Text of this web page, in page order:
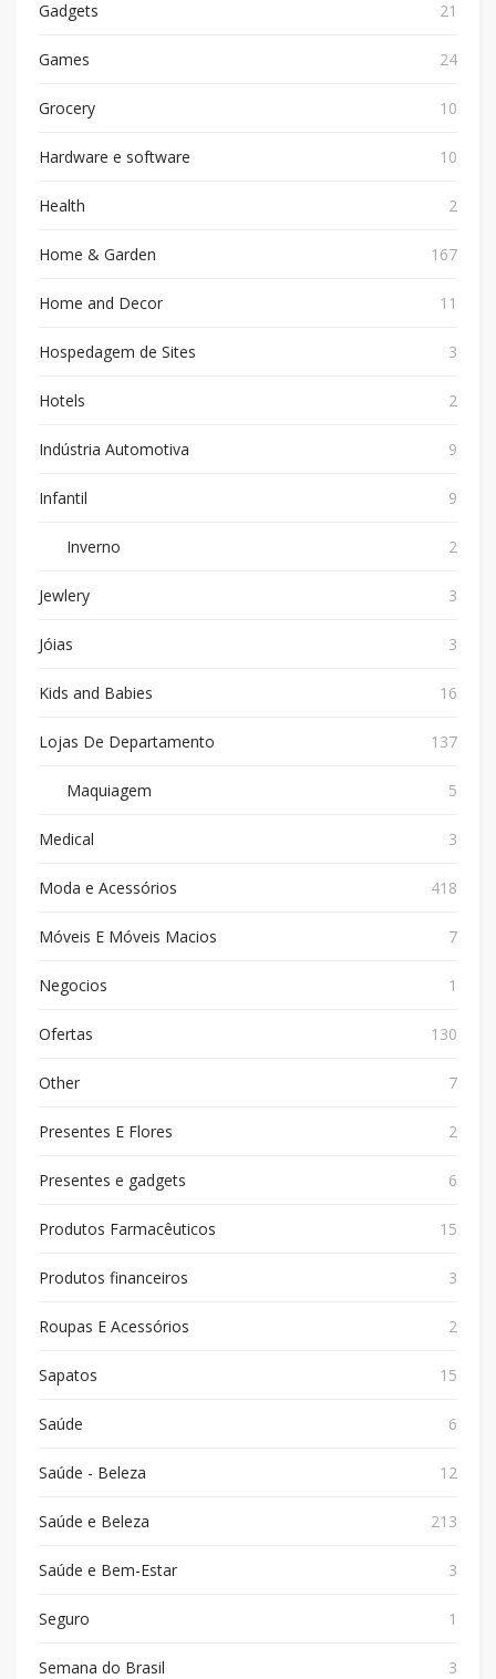
Gadgets 21
Games 24
Grocery 10
Hardware e software 10
Health 2
Home & Garden 167
Home and Decor 11
Hospedagem de Sites 3
Hotels 2
Indústria Automotiva 9
Infantil 9
Inverno 2
Jewlery 3
Jóias 3
Kids and Babies 16
Lojas De Departamento 137
Maquiagem 5
Medical 3
Moda e Acessórios 418
Móveis E Móveis Macios 7
Negocios 1
Ofertas 130
Other 7
Presentes E Flores 2
Presentes e gadgets 6
Produtos Farmacêuticos 15
Produtos financeiros 3
Roupas E Acessórios 2
Sapatos 15
Saúde 6
Saúde - Beleza 12
Saúde e Beleza 213
Saúde e Bem-Estar 3
Seguro 1
Semana do Brasil 3